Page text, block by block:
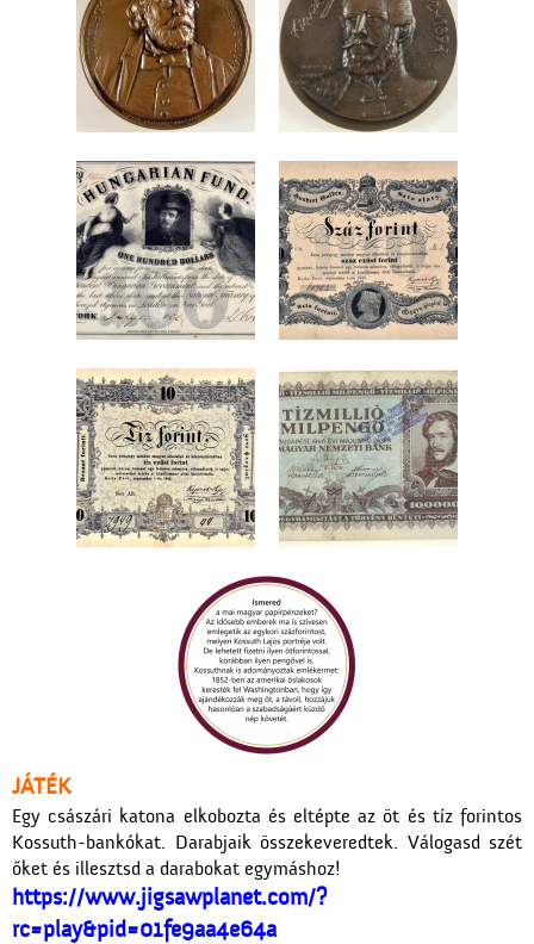
JÁTÉK
Egy császári katona elkobozta és eltépte az öt és tíz forintos
Kossuth-bankókat. Darabjaik összekeveredtek. Válogasd szét
őket és illesztsd a darabokat egymáshoz!
https://www.jigsawplanet.com/?
rc=play&pid=01fe9aa4e64a